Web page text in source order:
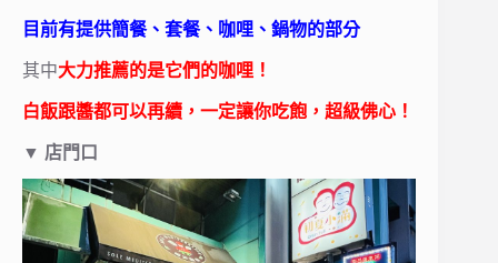
目前有提供簡餐、套餐、咖哩、鍋物的部分
其中大力推薦的是它們的咖哩！
白飯跟醬都可以再續，一定讓你吃飽，超級佛心！
▼ 店門口